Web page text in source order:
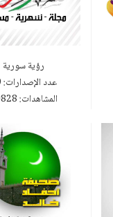
رؤية سورية
عدد الإصدارات: 49
المشاهدات: 80828